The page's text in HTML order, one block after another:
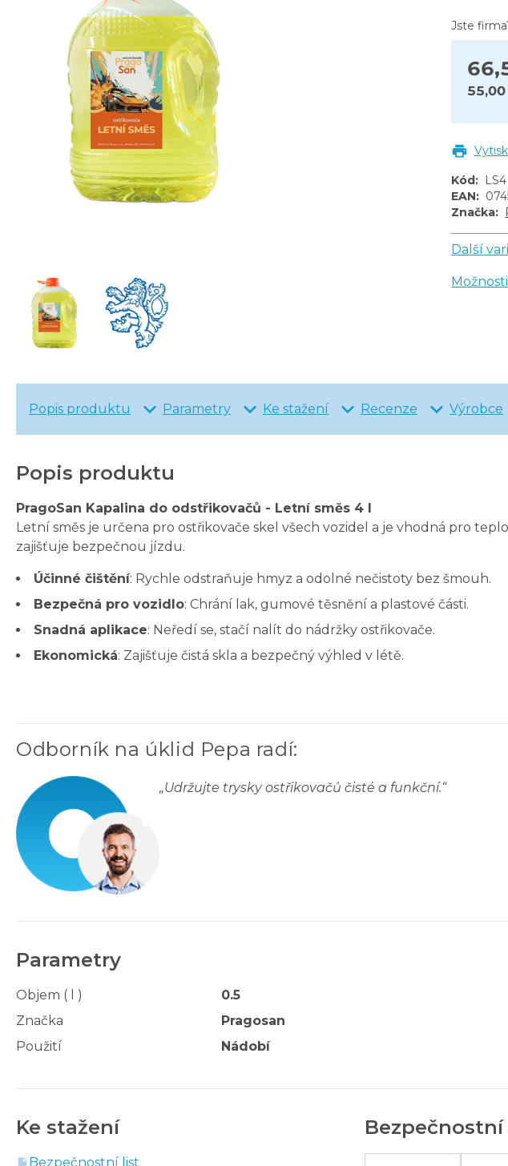
55,00
Jste
Kód: LS4
EAN:
Značka:
Další
Popis produktu Parametry Ke stažení Recenze Výrobce
Popis produktu
PragoSan Kapalina do odstřikovačů - Letní směs 4 l
Letní směs je určena pro ostřikovače skel všech vozidel a je vhodná pro
zajišťuje bezpečnou jízdu.
Účinné čištění: Rychle odstraňuje hmyz a odolné nečistoty bez šmouh.
Bezpečná pro vozidlo: Chrání lak, gumové těsnění a plastové části.
Snadná aplikace: Neředí se, stačí nalít do nádržky ostřikovače.
Ekonomická: Zajišťuje čistá skla a bezpečný výhled v létě.
Odborník na úklid Pepa radí:
„Udržujte trysky ostřikovačů čisté a funkční.“
Parametry
Objem ( l )
0.5
Značka
Pragosan
Použití
Nádobí
Ke stažení
Bezpečnostní list